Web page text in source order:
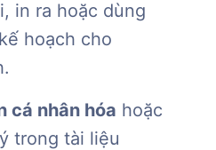
in ra hoặc dùng
hoạch cho
cá nhân hóa hoặc
trong tài liệu